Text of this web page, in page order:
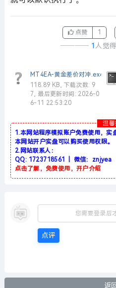
点赞 1
──── 1人觉
MT4EA-黄金差价对冲.ex4
118.89 KB, 下载次数: 9
7, 最后更新时间: 2026-0
6-11 22:53:20
温馨
1.本网站程序模拟账户免费使用，实
本网站开户实盘可以购买使用权限。
2.网站联系人：
QQ: 1723718561 | 微信：znjyea
点击了解，免费使用，开户介绍
您需要登录后
点评
返回